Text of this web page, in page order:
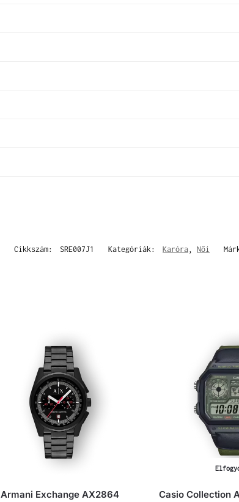
Cikkszám: SRE007J1 Kategóriák: Karóra, Női
Armani Exchange AX2864
Casio Collection